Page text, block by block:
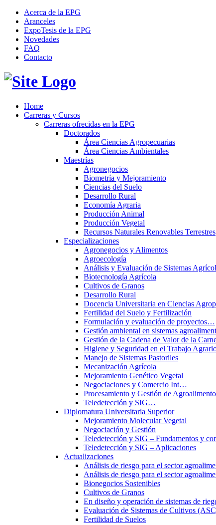
Acerca de la EPG
Aranceles
ExpoTesis de la EPG
Novedades
FAQ
Contacto
Home
Carreras y Cursos
Carreras ofrecidas en la EPG
Doctorados
Área Ciencias Agropecuarias
Área Ciencias Ambientales
Maestrías
Agronegocios
Biometría y Mejoramiento
Ciencias del Suelo
Desarrollo Rural
Economía Agraria
Producción Animal
Producción Vegetal
Recursos Naturales Renovables Terrestres
Especializaciones
Agronegocios y Alimentos
Agroecología
Análisis y Evaluación de Sistemas
Biotecnología Agrícola
Cultivos de Granos
Desarrollo Rural
Docencia Universitaria en Ciencias
Fertilidad del Suelo y Fertilización
Formulación y evaluación de proyectos…
Gestión ambiental en sistemas
Gestión de la Cadena de Valor de la
Higiene y Seguridad en el Trabajo
Manejo de Sistemas Pastoriles
Mecanización Agrícola
Mejoramiento Genético Vegetal
Negociaciones y Comercio Int…
Procesamiento y Gestión de
Teledetección y SIG…
Diplomatura Universitaria Superior
Mejoramiento Molecular Vegetal
Negociación y Gestión
Teledetección y SIG – Fundamentos y
Teledetección y SIG – Aplicaciones
Actualizaciones
Análisis de riesgo para el sector
Análisis de riesgo para el sector
Bionegocios Sostenibles
Cultivos de Granos
En diseño y operación de sistemas de
Evaluación de Sistemas de Cultivos
Fertilidad de Suelos